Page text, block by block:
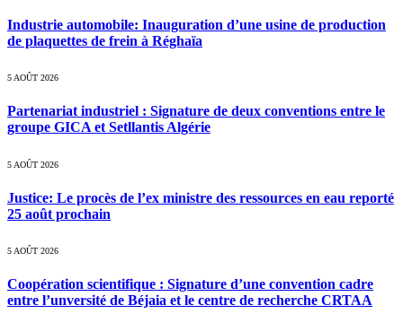
Industrie automobile: Inauguration d’une usine de production
de plaquettes de frein à Réghaïa
5 AOÛT 2026
Partenariat industriel : Signature de deux conventions entre le
groupe GICA et Setllantis Algérie
5 AOÛT 2026
Justice: Le procès de l’ex ministre des ressources en eau reporté
25 août prochain
5 AOÛT 2026
Coopération scientifique : Signature d’une convention cadre
entre l’unversité de Béjaia et le centre de recherche CRTAA